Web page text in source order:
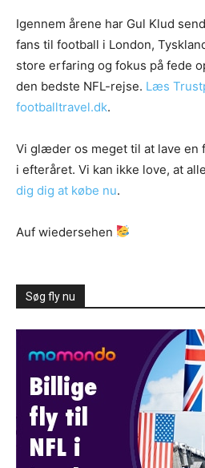
Igennem årene har Gul Klud
fans til football i London,
store erfaring og fokus på fede
den bedste NFL-rejse. Læs
footballtravel.dk.
Vi glæder os meget til at lave en
i efteråret. Vi kan ikke love, at
dig dig at købe nu.
Auf wiedersehen
Søg fly nu